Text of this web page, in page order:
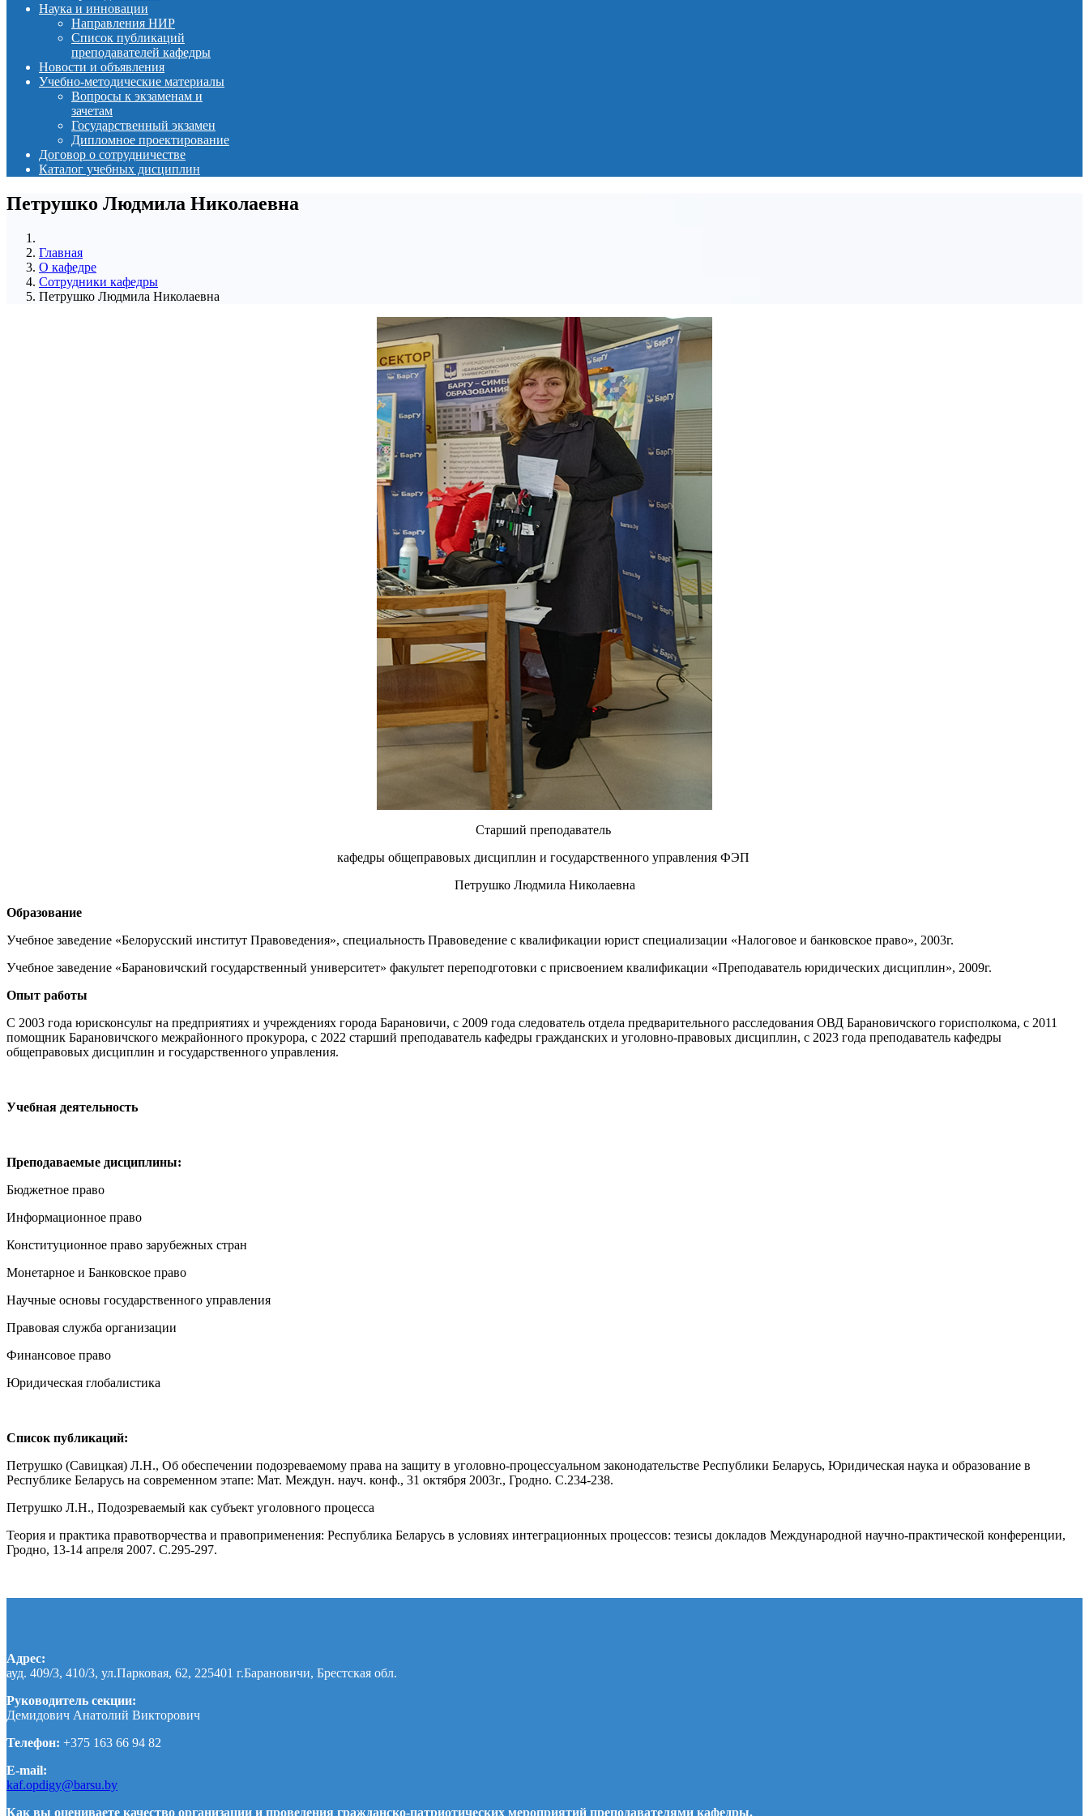
Наука и инновации
Направления НИР
Список публикаций
преподавателей кафедры
Новости и объявления
Учебно-методические материалы
Вопросы к экзаменам и
зачетам
Государственный экзамен
Дипломное проектирование
Договор о сотрудничестве
Каталог учебных дисциплин
Петрушко Людмила Николаевна
Главная
О кафедре
Сотрудники кафедры
Петрушко Людмила Николаевна
Старший преподаватель
кафедры общеправовых дисциплин и государственного управления ФЭП
Петрушко Людмила Николаевна
Образование
Учебное заведение «Белорусский институт Правоведения», специальность Правоведение с квалификации юрист специализации «Налоговое и банковское право», 2003г.
Учебное заведение «Барановичский государственный университет» факультет переподготовки с присвоением квалификации «Преподаватель юридических дисциплин», 2009г.
Опыт работы
С 2003 года юрисконсульт на предприятиях и учреждениях города Барановичи, с 2009 года следователь отдела предварительного расследования ОВД Барановичского горисполкома, с 2011
помощник Барановичского межрайонного прокурора, с 2022 старший преподаватель кафедры гражданских и уголовно-правовых дисциплин, с 2023 года преподаватель кафедры
общеправовых дисциплин и государственного управления.
Учебная деятельность
Преподаваемые дисциплины:
Бюджетное право
Информационное право
Конституционное право зарубежных стран
Монетарное и Банковское право
Научные основы государственного управления
Правовая служба организации
Финансовое право
Юридическая глобалистика
Список публикаций:
Петрушко (Савицкая) Л.Н., Об обеспечении подозреваемому права на защиту в уголовно-процессуальном законодательстве Республики Беларусь, Юридическая наука и образование в
Республике Беларусь на современном этапе: Мат. Междун. науч. конф., 31 октября 2003г., Гродно. С.234-238.
Петрушко Л.Н., Подозреваемый как субъект уголовного процесса
Теория и практика правотворчества и правоприменения: Республика Беларусь в условиях интеграционных процессов: тезисы докладов Международной научно-практической конференции,
Гродно, 13-14 апреля 2007. С.295-297.
Адрес:
ауд. 409/3, 410/3, ул.Парковая, 62, 225401 г.Барановичи, Брестская обл.
Руководитель секции:
Демидович Анатолий Викторович
Телефон: +375 163 66 94 82
E-mail:
kaf.opdigy@barsu.by
Как вы оцениваете качество организации и проведения гражданско-патриотических мероприятий преподавателями кафедры.